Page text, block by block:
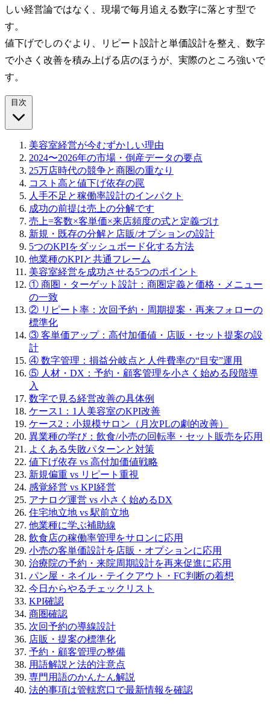
しい経営論ではなく、現場で毎月追える数字に落とす型で
す。
値下げでしのぐより、リピート設計と単価設計を整え、数字
で小さく改善を積み上げる店のほうが、実際のところ強いで
す。
美容室経営が今むずかしい理由
2024〜2026年の市場・倒産データの要点
25万店時代の競争と商圏の重なり
コスト高と値下げ依存の罠
人手不足と稼働率設計のインパクト
成功の前提は売上の分解です
売上=客数×客単価×来店頻度の式と定義づけ
新規・既存の分解と店販/オプションの設計
5つのKPIをダッシュボード化する方法
他業種のKPIと共通フレーム
美容室経営を成功させる5つのポイント
① 商圏・ターゲット設計：商圏定義と価格・メニュー
の一致
② リピート率：次回予約・周期提案・再来フォローの
標準化
③ 客単価アップ：高付加価値・店販・セット提案の設
計
④ 数字管理：損益分岐点と人件費率の“目安”運用
⑤ 人材・DX：予約・顧客管理を小さく始める段階導
入
数字で見る経営改善の具体例
ケース1：1人美容室のKPI改善
ケース2：小規模サロン（月次PLの劇的改善）
異業種の学び：飲食/小売の回転率・セット販売を応用
よくある失敗パターンと対策
値下げ依存 vs 高付加価値戦略
新規偏重 vs リピート重視
感覚経営 vs KPI経営
アナログ運営 vs 小さく始めるDX
住宅地立地 vs 駅前立地
他業種に学ぶ補助線
飲食店の稼働率管理をサロンに応用
小売の客単価設計を店販・オプションに応用
治療院の予約・来院周期設計を再来促進に応用
パン屋・ネイル・テイクアウト・FC判断の着想
今日からやるチェックリスト
KPI確認
商圏確認
次回予約の導線設計
店販・提案の標準化
予約・顧客管理の整備
用語解説と法的注意点
専門用語のかんたん解説
法的事項は管轄窓口で最新情報を確認